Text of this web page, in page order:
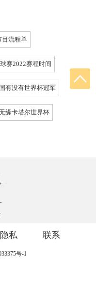
目流程单
赛2022赛程时间
有没有世界杯冠军
缘卡塔尔世界杯
隐私 联系
号-1